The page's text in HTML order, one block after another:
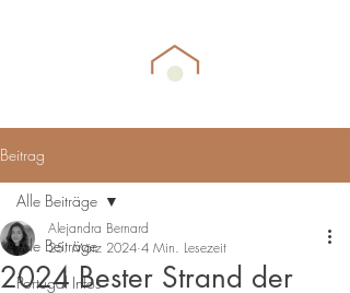
Beitrag
Alle Beiträge
Portugal Infos
Alle Beiträge
2024 Bester Strand der
Alejandra Bernard
25. März 2024 4 Min. Lesezeit